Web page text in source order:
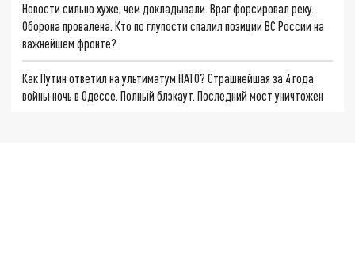
Новости сильно хуже, чем докладывали. Враг форсировал реку.
Оборона провалена. Кто по глупости спалил позиции ВС России на
важнейшем фронте?
Как Путин ответил на ультиматум НАТО? Страшнейшая за 4 года
войны ночь в Одессе. Полный блэкаут. Последний мост уничтожен